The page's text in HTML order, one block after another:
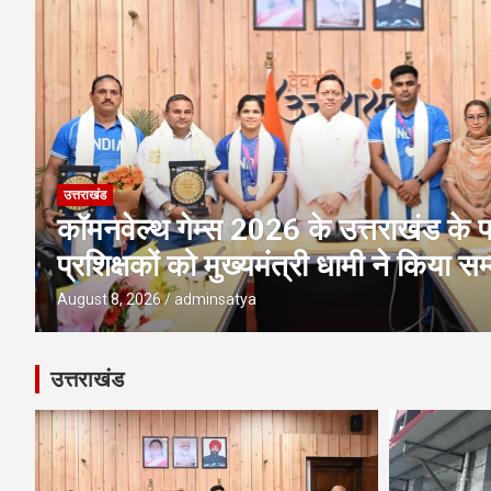
उत्तराखंड
अवैध प्लाटिंग-निर्माण पर एमडीडीए की बड़ी
पर ध्वस्तीकरण; मसूरी मार्ग पर निर्माण
August 8, 2026 adminsatya
उत्तराखंड